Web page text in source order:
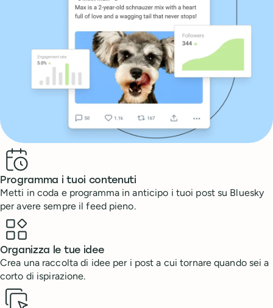
Benefits
Programma i tuoi contenuti
Metti in coda e programma in anticipo i tuoi post su Bluesky
per avere sempre il feed pieno.
Organizza le tue idee
Crea una raccolta di idee per i post a cui tornare quando sei a
corto di ispirazione.